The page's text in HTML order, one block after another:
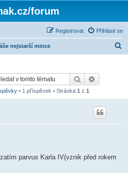
forum
Přihlásit se
Registrovat
nejstarší mince
Hledat
• 1 příspěvek • Stránka 1 z 1
parvus Karla IV(vznik před rokem